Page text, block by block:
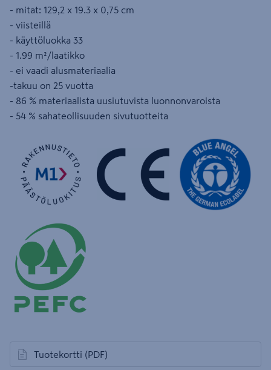
- mitat: 129,2 x 19.3 x 0,75 cm
- viisteillä
- käyttöluokka 33
- 1.99 m²/laatikko
- ei vaadi alusmateriaalia
-takuu on 25 vuotta
- 86 % materiaalista uusiutuvista luonnonvaroista
- 54 % sahateollisuuden sivutuotteita
Tuotekortti (PDF)
avautuu uuteen välilehteen